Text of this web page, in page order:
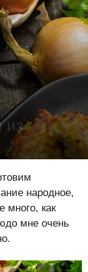
из
народное,
много, как
мне очень